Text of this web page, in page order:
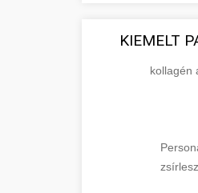
KIEMELT
kollagén